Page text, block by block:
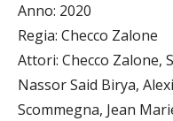
Anno: 2020
Regia: Checco Zalone
Attori: Checco Zalone,
Nassor Said Birya,
Scommegna, Jean